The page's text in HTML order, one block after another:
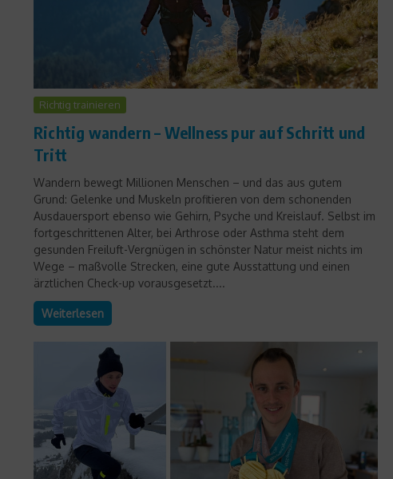
Richtig trainieren
Richtig wandern – Wellness pur auf Schritt und
Tritt
Wandern bewegt Millionen Menschen – und das aus gutem
Grund: Gelenke und Muskeln profitieren von dem schonenden
Ausdauersport ebenso wie Gehirn, Psyche und Kreislauf. Selbst im
fortgeschrittenen Alter, bei Arthrose oder Asthma steht dem
gesunden Freiluft-Vergnügen in schönster Natur meist nichts im
Wege – maßvolle Strecken, eine gute Ausstattung und einen
ärztlichen Check-up vorausgesetzt....
Weiterlesen